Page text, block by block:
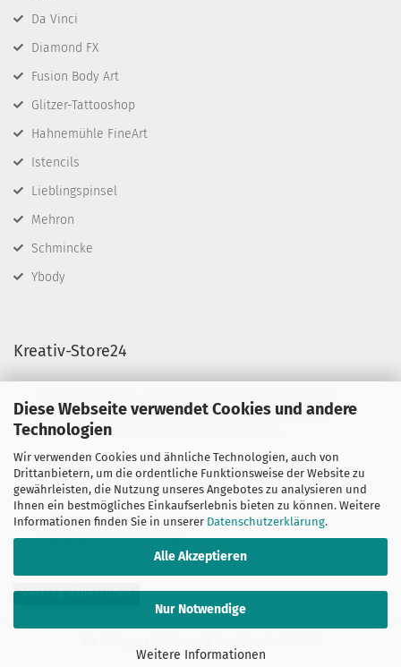
Diese Webseite verwendet Cookies und andere
Technologien
Wir verwenden Cookies und ähnliche Technologien, auch von
Drittanbietern, um die ordentliche Funktionsweise der Website zu
gewährleisten, die Nutzung unseres Angebotes zu analysieren und
Ihnen ein bestmögliches Einkaufserlebnis bieten zu können. Weitere
Informationen finden Sie in unserer Datenschutzerklärung.
Alle Akzeptieren
Nur Notwendige
Weitere Informationen
Da Vinci
Diamond FX
Fusion Body Art
Glitzer-Tattooshop
Hahnemühle FineArt
Istencils
Lieblingspinsel
Mehron
Schmincke
Ybody
Kreativ-Store24
Wir führen Schminkfarben von Diamond FX, Fusion
BodyArt & Mehron sowie Künstlermaterial.
Sie haben Fragen?
telefonisch:
06132-7389580
oder per mail unter:
mail@kreativ-store24.de
Vertrag widerrufen